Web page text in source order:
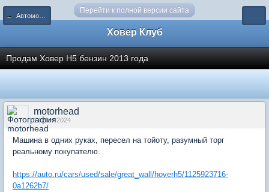
Перейти к полной версии сайта
← Автомобили - Куплю-продам
Ховер Клуб
Продам Ховер H5 бензин 2013 года
motorhead
14 Nov 2024
Машина в одних руках, пересел на тойоту, разумный торг
реальному покупателю.
https://auto.ru/cars/used/sale/great_wall/hoverh5/1125923716-
0a1262b7/